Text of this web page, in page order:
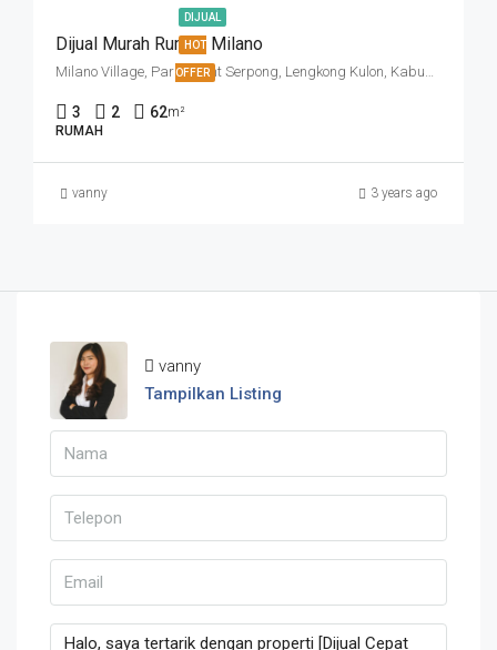
DIJUAL
HOT
OFFER
Dijual Murah Rumah Milano
Milano Village, Paramount Serpong, Lengkong Kulon, Kabupaten Tangerang, Banten, Indonesia
3 2 62m²
RUMAH
vanny 3 years ago
vanny
Tampilkan Listing